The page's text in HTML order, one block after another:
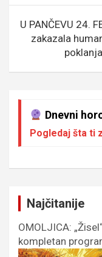
U PANČEVU 24.
zakazala
Dnevni
Pogledaj šta ti
Najčitanije
OMOLJICA:
kompletan